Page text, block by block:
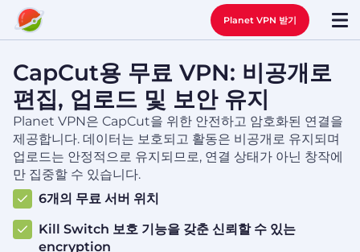
Planet VPN 받기
CapCut용 무료 VPN: 비공개로
편집, 업로드 및 보안 유지
Planet VPN은 CapCut을 위한 안전하고 암호화된 연결을
제공합니다. 데이터는 보호되고 활동은 비공개로 유지되며
업로드는 안정적으로 유지되므로, 연결 상태가 아닌 창작에
만 집중할 수 있습니다.
6개의 무료 서버 위치
Kill Switch 보호 기능을 갖춘 신뢰할 수 있는
encryption